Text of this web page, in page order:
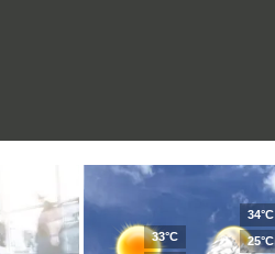
33°C
34°C
25°C